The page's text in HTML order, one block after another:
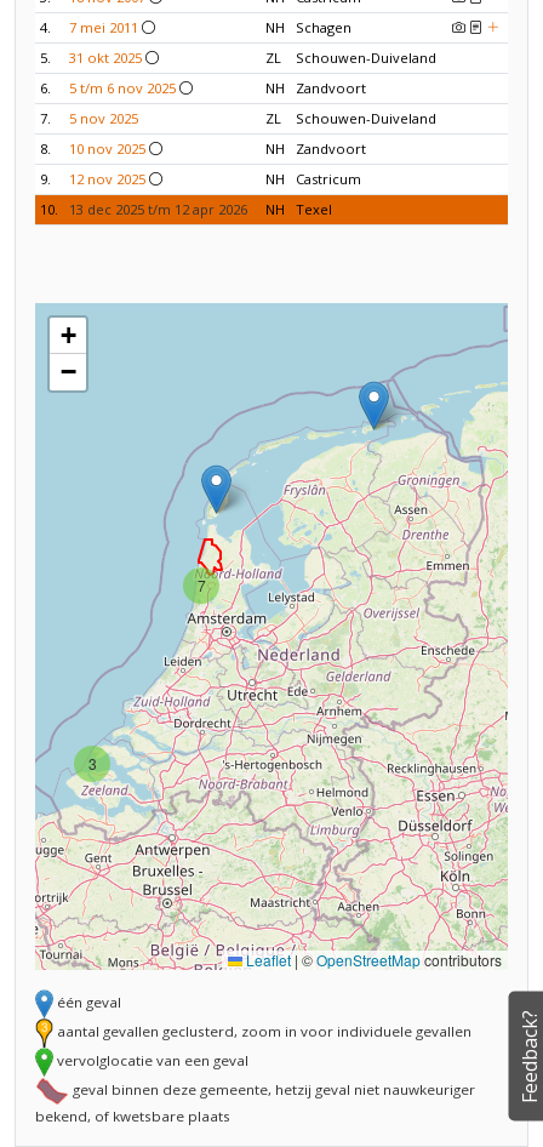
4.
7 mei 2011 NH
Schagen
5.
31 okt 2025 ZL
Schouwen-Duiveland
6.
5 t/m 6 nov 2025 NH
Zandvoort
7.
5 nov 2025 ZL
Schouwen-Duiveland
8.
10 nov 2025 NH
Zandvoort
9.
12 nov 2025 NH
Castricum
10.
13 dec 2025 t/m 12 apr 2026 NH Texel
3
7
+
−
Leaflet | ©OpenStreetMapcontributors
één geval
aantal gevallen geclusterd, zoom in voor individuele gevallen
vervolglocatie van een geval
geval binnen deze gemeente, hetzij geval niet nauwkeuriger
bekend, of kwetsbare plaats
Feedback?